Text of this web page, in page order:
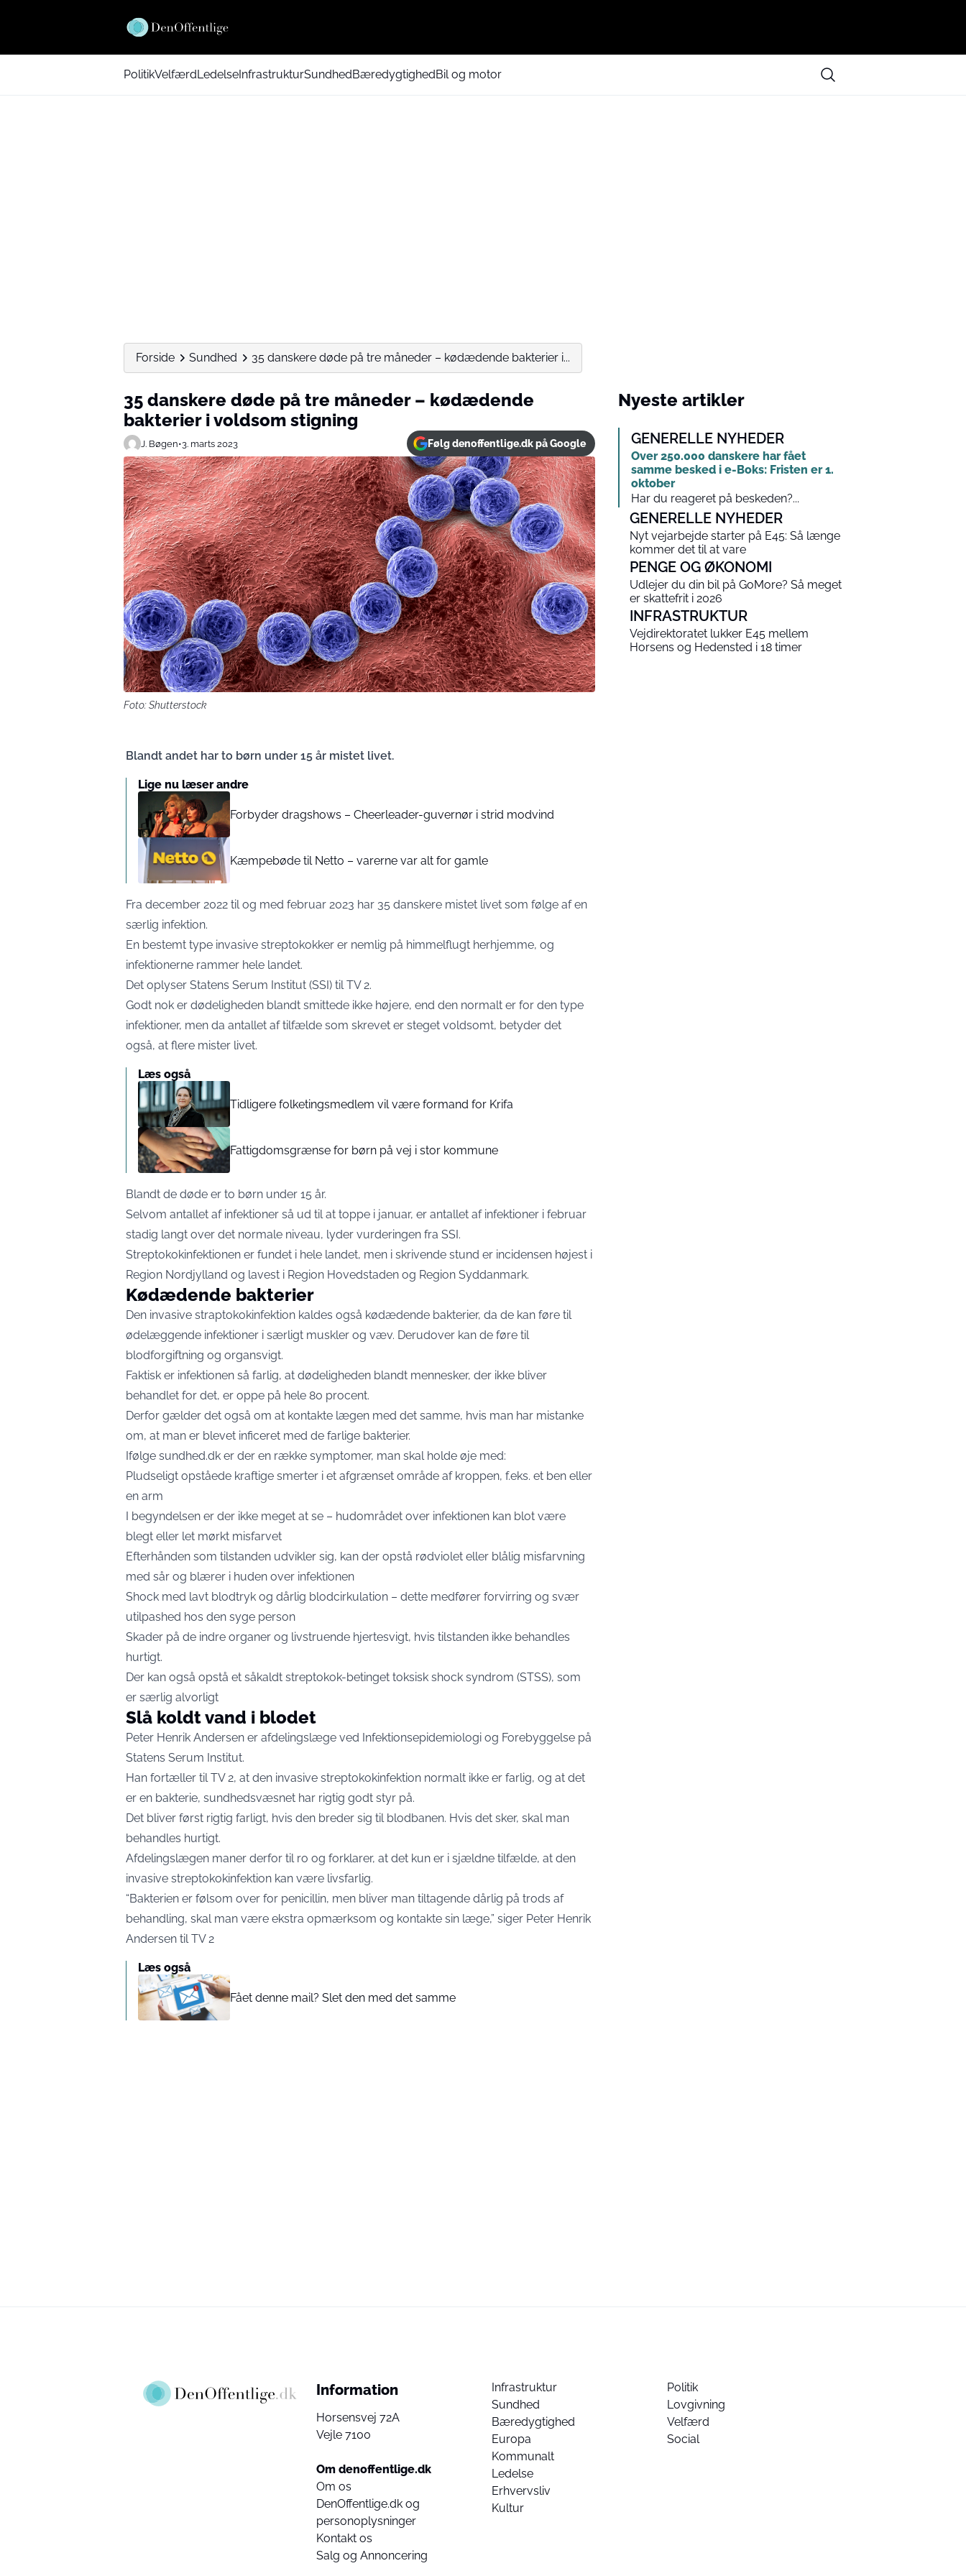
PolitikVelfærdLedelseInfrastrukturSundhedBæredygtighedBil og motor
Forside Sundhed 35 danskere døde på tre måneder – kødædende bakterier i...
35 danskere døde på tre måneder – kødædende
bakterier i voldsom stigning
J. Bøgen•3. marts 2023 Følg denoffentlige.dk på Google
Foto: Shutterstock
Blandt andet har to børn under 15 år mistet livet.
Lige nu læser andre
Forbyder dragshows – Cheerleader-guvernør i strid modvind
Kæmpebøde til Netto – varerne var alt for gamle
Fra december 2022 til og med februar 2023 har 35 danskere mistet livet som følge af en
særlig infektion.
En bestemt type invasive streptokokker er nemlig på himmelflugt herhjemme, og
infektionerne rammer hele landet.
Det oplyser Statens Serum Institut (SSI) til TV 2.
Godt nok er dødeligheden blandt smittede ikke højere, end den normalt er for den type
infektioner, men da antallet af tilfælde som skrevet er steget voldsomt, betyder det
også, at flere mister livet.
Læs også
Tidligere folketingsmedlem vil være formand for Krifa
Fattigdomsgrænse for børn på vej i stor kommune
Blandt de døde er to børn under 15 år.
Selvom antallet af infektioner så ud til at toppe i januar, er antallet af infektioner i februar
stadig langt over det normale niveau, lyder vurderingen fra SSI.
Streptokokinfektionen er fundet i hele landet, men i skrivende stund er incidensen højest i
Region Nordjylland og lavest i Region Hovedstaden og Region Syddanmark.
Kødædende bakterier
Den invasive straptokokinfektion kaldes også kødædende bakterier, da de kan føre til
ødelæggende infektioner i særligt muskler og væv. Derudover kan de føre til
blodforgiftning og organsvigt.
Faktisk er infektionen så farlig, at dødeligheden blandt mennesker, der ikke bliver
behandlet for det, er oppe på hele 80 procent.
Derfor gælder det også om at kontakte lægen med det samme, hvis man har mistanke
om, at man er blevet inficeret med de farlige bakterier.
Ifølge sundhed.dk er der en række symptomer, man skal holde øje med:
Pludseligt opståede kraftige smerter i et afgrænset område af kroppen, f.eks. et ben eller
en arm
I begyndelsen er der ikke meget at se – hudområdet over infektionen kan blot være
blegt eller let mørkt misfarvet
Efterhånden som tilstanden udvikler sig, kan der opstå rødviolet eller blålig misfarvning
med sår og blærer i huden over infektionen
Shock med lavt blodtryk og dårlig blodcirkulation – dette medfører forvirring og svær
utilpashed hos den syge person
Skader på de indre organer og livstruende hjertesvigt, hvis tilstanden ikke behandles
hurtigt.
Der kan også opstå et såkaldt streptokok-betinget toksisk shock syndrom (STSS), som
er særlig alvorligt
Slå koldt vand i blodet
Peter Henrik Andersen er afdelingslæge ved Infektionsepidemiologi og Forebyggelse på
Statens Serum Institut.
Han fortæller til TV 2, at den invasive streptokokinfektion normalt ikke er farlig, og at det
er en bakterie, sundhedsvæsnet har rigtig godt styr på.
Det bliver først rigtig farligt, hvis den breder sig til blodbanen. Hvis det sker, skal man
behandles hurtigt.
Afdelingslægen maner derfor til ro og forklarer, at det kun er i sjældne tilfælde, at den
invasive streptokokinfektion kan være livsfarlig.
“Bakterien er følsom over for penicillin, men bliver man tiltagende dårlig på trods af
behandling, skal man være ekstra opmærksom og kontakte sin læge,” siger Peter Henrik
Andersen til TV 2
Læs også
Fået denne mail? Slet den med det samme
Nyeste artikler
GENERELLE NYHEDER
Over 250.000 danskere har fået
samme besked i e-Boks: Fristen er 1.
oktober
Har du reageret på beskeden?...
GENERELLE NYHEDER
Nyt vejarbejde starter på E45: Så længe
kommer det til at vare
PENGE OG ØKONOMI
Udlejer du din bil på GoMore? Så meget
er skattefrit i 2026
INFRASTRUKTUR
Vejdirektoratet lukker E45 mellem
Horsens og Hedensted i 18 timer
Information
Horsensvej 72A
Vejle 7100
Om denoffentlige.dk
Om os
DenOffentlige.dk og
personoplysninger
Kontakt os
Salg og Annoncering
Infrastruktur
Sundhed
Bæredygtighed
Europa
Kommunalt
Ledelse
Erhvervsliv
Kultur
Politik
Lovgivning
Velfærd
Social